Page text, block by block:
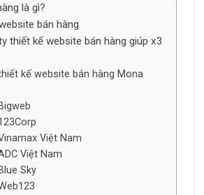
là gì?
bán hàng
thiết kế website bán hàng giúp x3
kế website bán hàng Mona
Việt Nam
Việt Nam
Sky